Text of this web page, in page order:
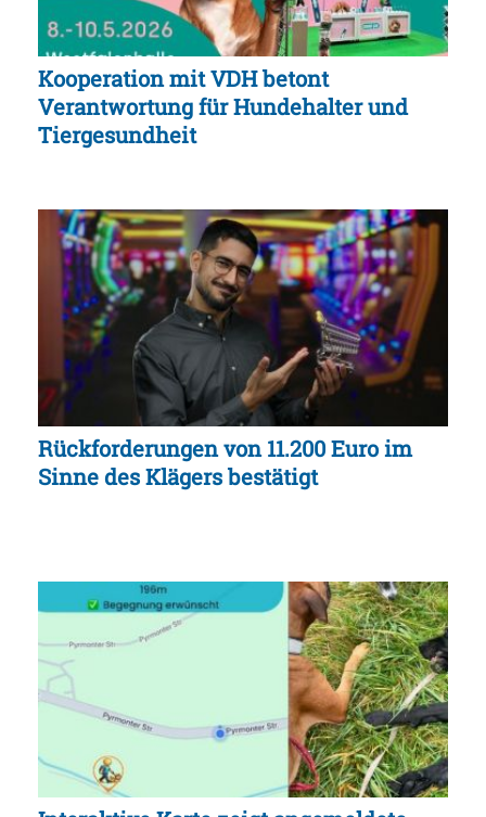
Kooperation mit VDH betont
Verantwortung für Hundehalter und
Tiergesundheit
Rückforderungen von 11.200 Euro im
Sinne des Klägers bestätigt